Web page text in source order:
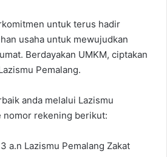
untuk terus hadir
usaha untuk mewujudkan
Berdayakan UMKM, ciptakan
Pemalang.
anda melalui Lazismu
nomor rekening berikut:
a.n Lazismu Pemalang Zakat